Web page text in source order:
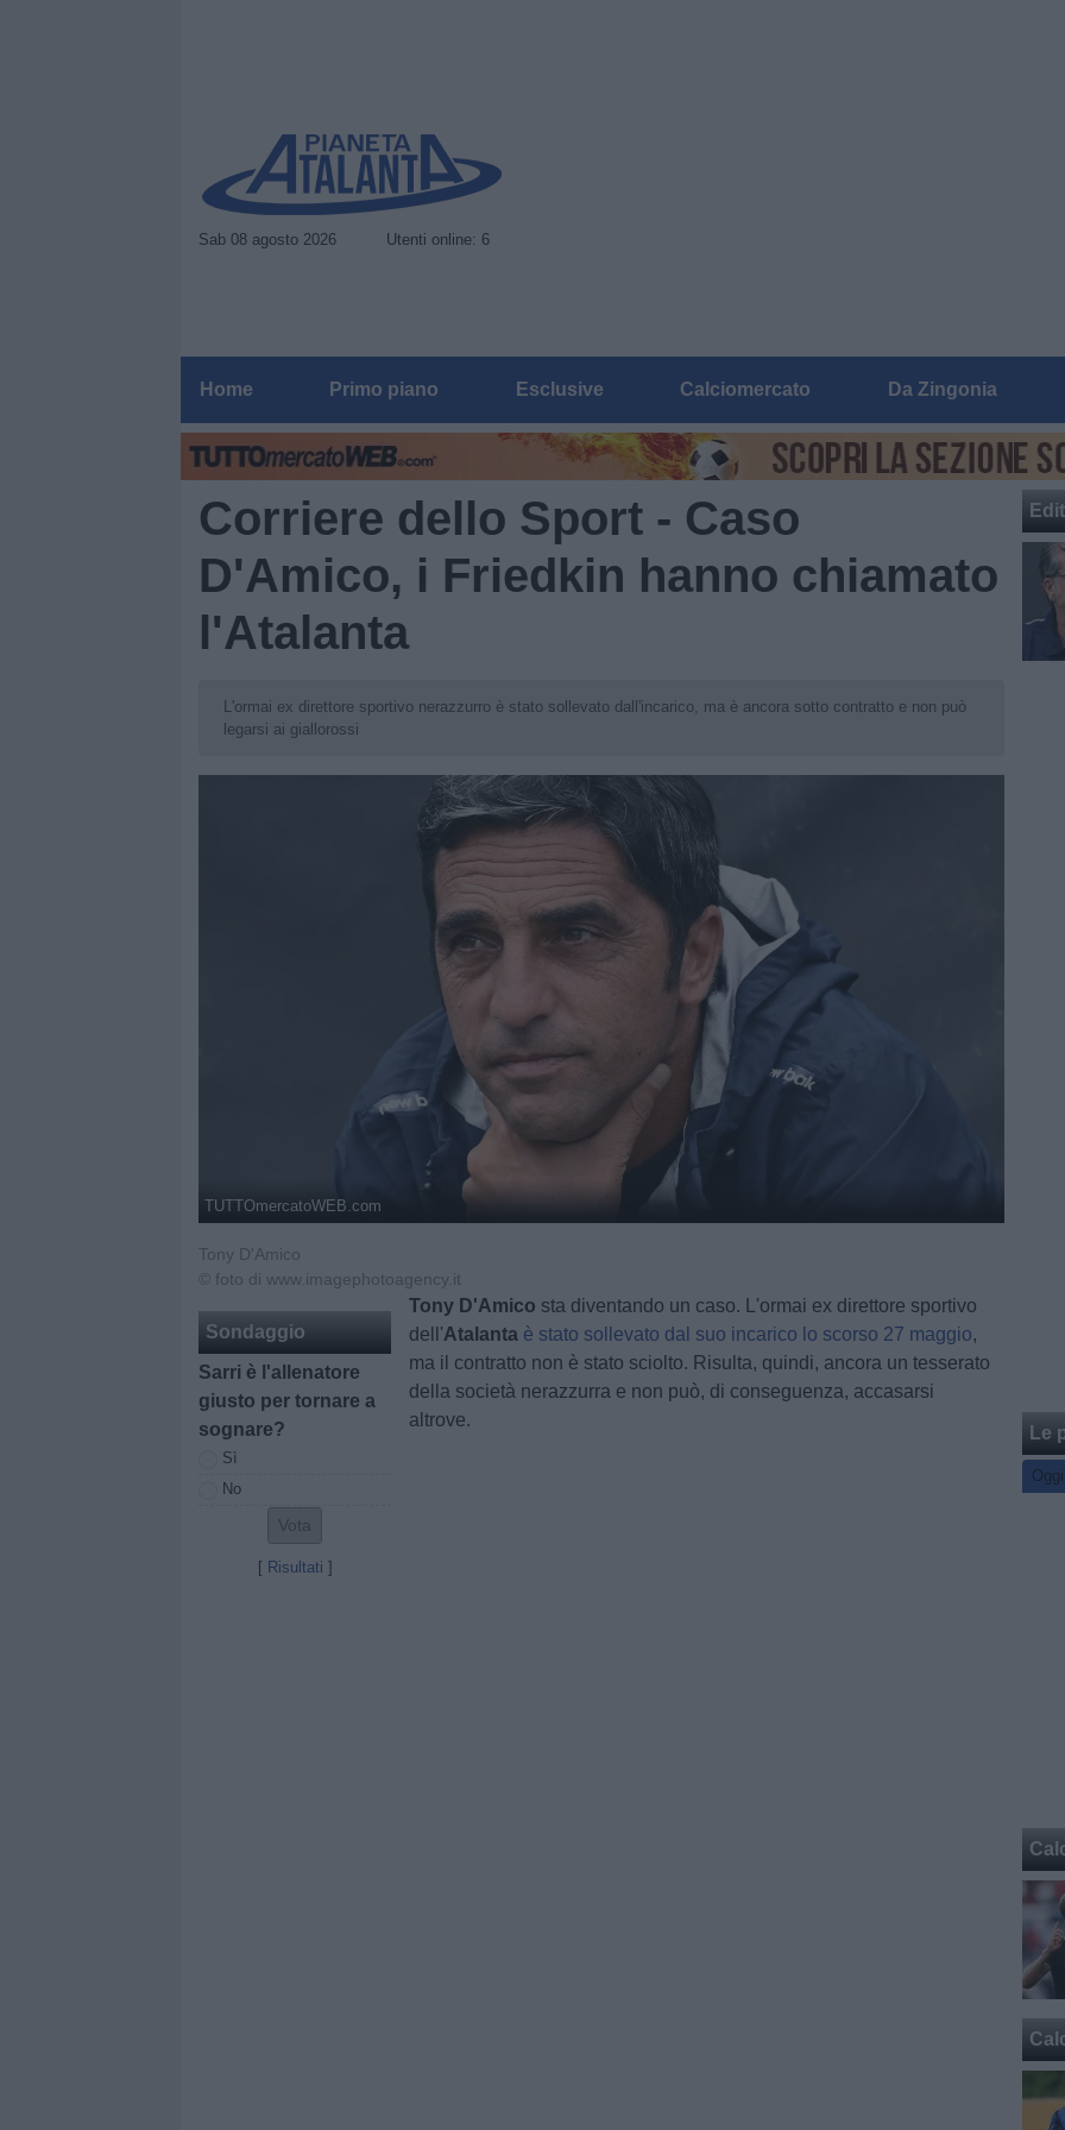
Sab 08 agosto 2026 Utenti online: 6
Home Primo piano Esclusive Calciomercato Da Zingonia
Corriere dello Sport - Caso
D'Amico, i Friedkin hanno chiamato
l'Atalanta
L'ormai ex direttore sportivo nerazzurro è stato sollevato dall'incarico, ma è ancora sotto contratto e non può
legarsi ai giallorossi
TUTTOmercatoWEB.com
Tony D'Amico
© foto di www.imagephotoagency.it
Sondaggio
Sarri è l'allenatore
giusto per tornare a
sognare?
Sì
No
[ Risultati ]
Tony D'Amico sta diventando un caso. L'ormai ex direttore sportivo
dell'Atalanta è stato sollevato dal suo incarico lo scorso 27 maggio,
ma il contratto non è stato sciolto. Risulta, quindi, ancora un tesserato
della società nerazzurra e non può, di conseguenza, accasarsi
altrove.
Le
Oggi